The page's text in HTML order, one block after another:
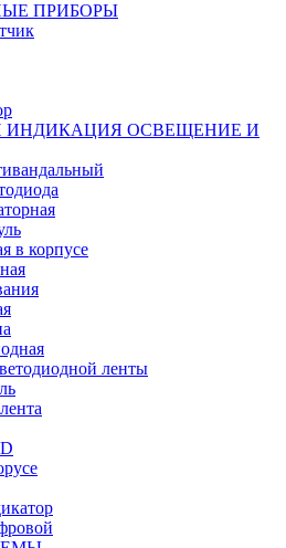
ПРИБОРЫ
ОСВЕЩЕНИЕ И
в корпусе
ленты